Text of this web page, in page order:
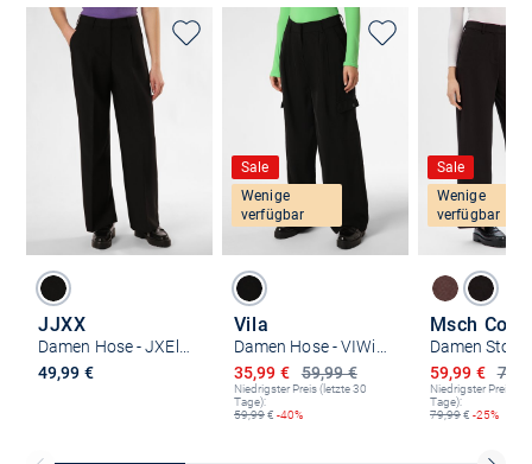
JJXX
49,99 €
Sale
Wenige
verfügbar
Vila
59,99 €
Ermäßigter Preis
35,99 €
Niedrigster Preis (letzte 30
Tage):
59,99€ -40%
Sale
Wenige
verfügbar
Ermäßigter
59,99 €
Niedrigster Preis
Tage):
79,99€ -25%